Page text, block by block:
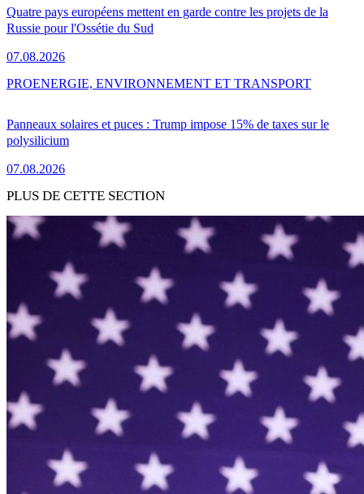
Quatre pays européens mettent en garde contre les projets de la
Russie pour l'Ossétie du Sud
07.08.2026
Panneaux solaires et puces : Trump impose 15% de taxes sur le
polysilicium
07.08.2026
PROENERGIE, ENVIRONNEMENT ET TRANSPORT
PLUS DE CETTE SECTION